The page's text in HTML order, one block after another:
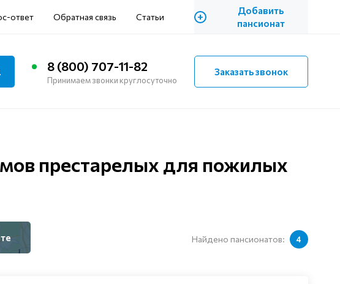
ответ Обратная связь Статьи +
Добавить
пансионат
8 (800) 707-11-82
Принимаем звонки круглосуточно
Заказать звонок
престарелых для пожилых
Найдено пансионатов: 4